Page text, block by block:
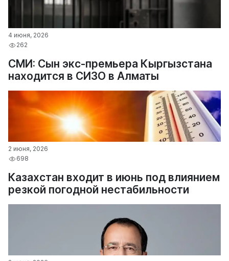
4 июня, 2026
262
СМИ: Сын экс-премьера Кыргызстана
находится в СИЗО в Алматы
2 июня, 2026
698
Казахстан входит в июнь под влиянием
резкой погодной нестабильности